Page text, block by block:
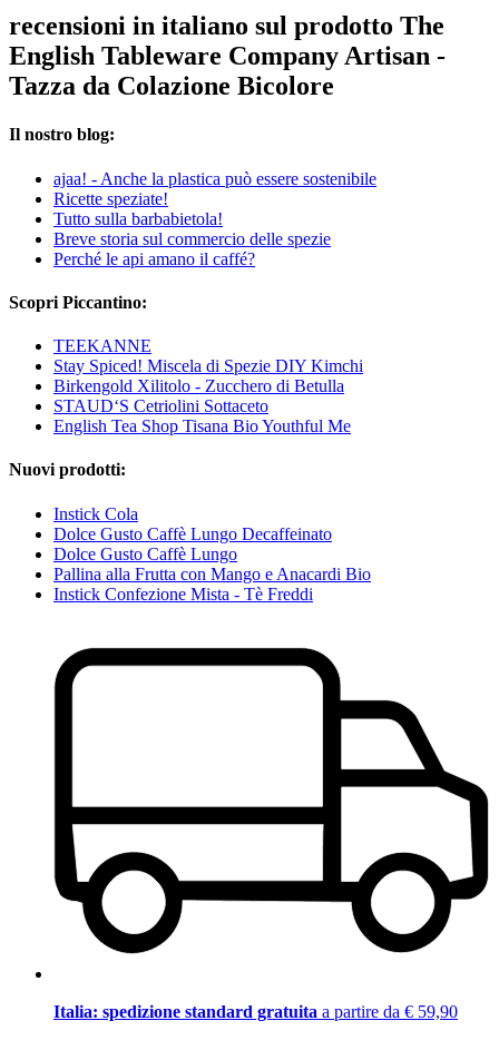
recensioni in italiano sul prodotto The
English Tableware Company Artisan -
Tazza da Colazione Bicolore
Il nostro blog:
ajaa! - Anche la plastica può essere sostenibile
Ricette speziate!
Tutto sulla barbabietola!
Breve storia sul commercio delle spezie
Perché le api amano il caffé?
Scopri Piccantino:
TEEKANNE
Stay Spiced! Miscela di Spezie DIY Kimchi
Birkengold Xilitolo - Zucchero di Betulla
STAUD‘S Cetriolini Sottaceto
English Tea Shop Tisana Bio Youthful Me
Nuovi prodotti:
Instick Cola
Dolce Gusto Caffè Lungo Decaffeinato
Dolce Gusto Caffè Lungo
Pallina alla Frutta con Mango e Anacardi Bio
Instick Confezione Mista - Tè Freddi
Italia: spedizione standard gratuita a partire da € 59,90